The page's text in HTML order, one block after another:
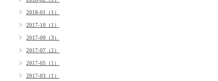
2018-01（1）
2017-10（1）
2017-09（3）
2017-07（2）
2017-05（1）
2017-03（1）